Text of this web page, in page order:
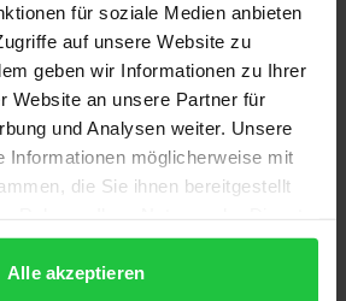
für soziale Medien anbieten
auf unsere Website zu
geben wir Informationen zu Ihrer
Website an unsere Partner für
und Analysen weiter. Unsere
Informationen möglicherweise mit
die Sie ihnen bereitgestellt
Alle akzeptieren
als klassische Instrumente
treten mehr und mehr
Absprachen zwischen
sind solche
problematisch, denn
beschäftigt sich mit der Frage, ob